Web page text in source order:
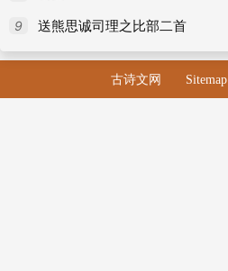
94 裴大夫见过
酬光禄田卿末伏见寄
97 酬卢汀谏议
9 送熊思诚司理之比部二首
古诗文网 Sitemap